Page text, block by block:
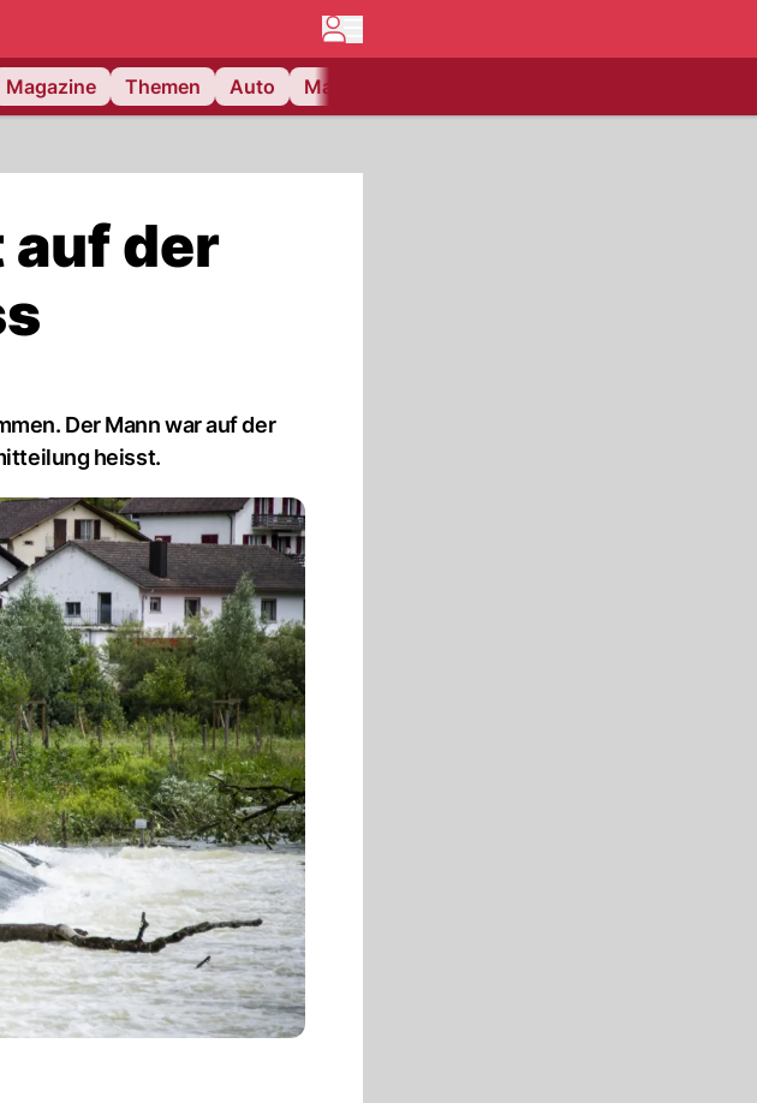
Magazine Themen Auto Matchcenter
der
Der Mann war auf der
heisst.